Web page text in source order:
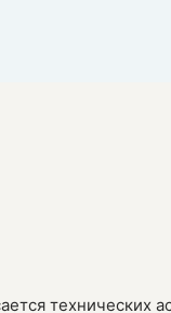
технических